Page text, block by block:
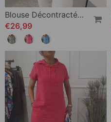
Blouse Décontractée À Capuche Et Manches Courtes À Imprimé Floral
€26,99